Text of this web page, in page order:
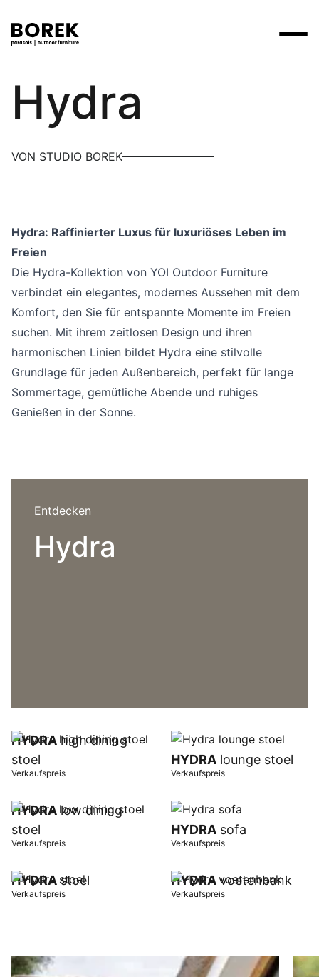
Produkte
Produkte
Stühle
Andere
Kollektionen
Marken
Yoi
VerkaufsstellenSuche am Verkaufsort
Mehr
Contact
Designer
3D-Modelle
Arbeiten bei
Uber uns
Suchen
Yoi
Hydra
VON STUDIO BOREK
Hydra: Raffinierter Luxus für luxuriöses Leben im
Freien
Die Hydra-Kollektion von YOI Outdoor Furniture
verbindet ein elegantes, modernes Aussehen mit dem
Komfort, den Sie für entspannte Momente im Freien
suchen. Mit ihrem zeitlosen Design und ihren
harmonischen Linien bildet Hydra eine stilvolle
Grundlage für jeden Außenbereich, perfekt für lange
Sommertage, gemütliche Abende und ruhiges
Genießen in der Sonne.
Entdecken
Hydra
HYDRAhigh dining
stoel
Verkaufspreis
HYDRA lounge stoel
Verkaufspreis
HYDRAlow dining
stoel
Verkaufspreis
HYDRA sofa
Verkaufspreis
HYDRAstoel
Verkaufspreis
HYDRAvoetenbank
Verkaufspreis